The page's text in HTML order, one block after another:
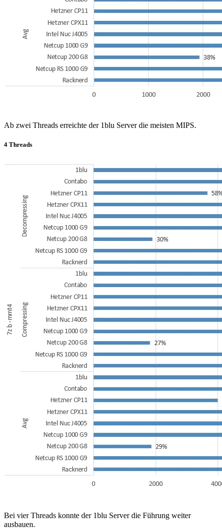
Ab zwei Threads erreichte der 1blu Server die meisten MIPS.
4 Threads
Bei vier Threads konnte der 1blu Server die Führung weiter
ausbauen.